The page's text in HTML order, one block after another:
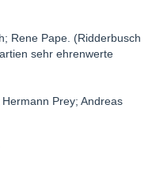
Rene Pape. (Ridderbusch
sehr ehrenwerte
Prey; Andreas